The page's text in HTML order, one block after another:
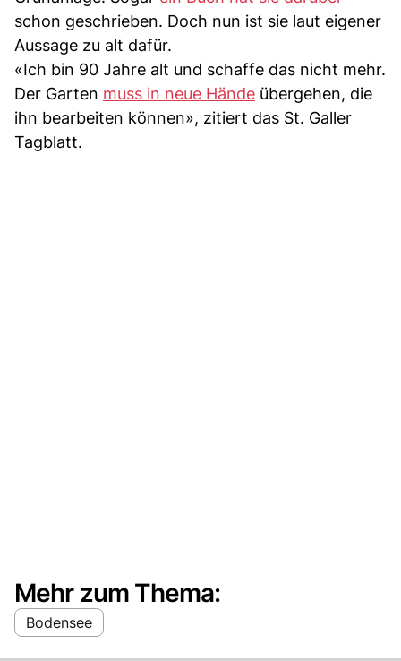
schon geschrieben. Doch nun ist sie laut eigener
Aussage zu alt dafür.
«Ich bin 90 Jahre alt und schaffe das nicht mehr.
Der Garten muss in neue Hände übergehen, die
ihn bearbeiten können», zitiert das St. Galler
Tagblatt.
Mehr zum Thema:
Bodensee